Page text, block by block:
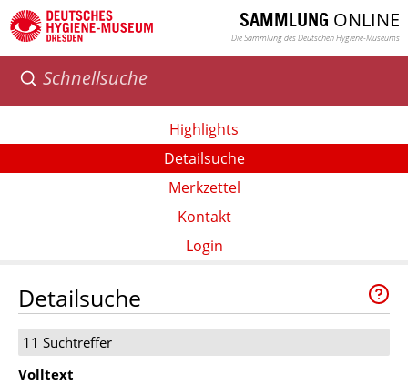
SAMMLUNG ONLINE
Die Sammlung des Deutschen Hygiene-Museums
Highlights
Detailsuche
Merkzettel
Kontakt
Login
Detailsuche
11 Suchtreffer
Volltext